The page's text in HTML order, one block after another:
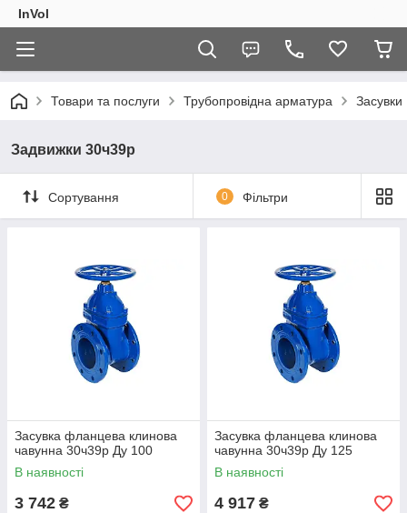
InVol
Товари та послуги Трубопровідна арматура Засувки
Задвижки 30ч39р
Сортування 0 Фільтри
Засувка фланцева клинова
чавунна 30ч39р Ду 100
В наявності
3 742 ₴
Засувка фланцева клинова
чавунна 30ч39р Ду 125
В наявності
4 917 ₴